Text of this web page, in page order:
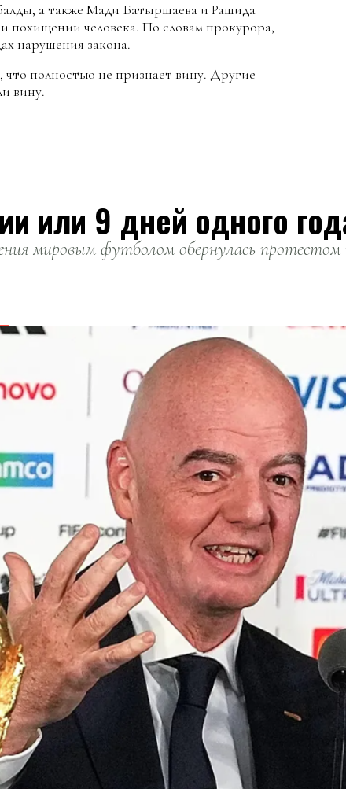
а также Мади Батыршаева и Рашида
похищении человека. По словам прокурора,
нарушения закона.
полностью не признает вину. Другие
вину.
или 9 дней одного
мировым футболом обернулась протестом